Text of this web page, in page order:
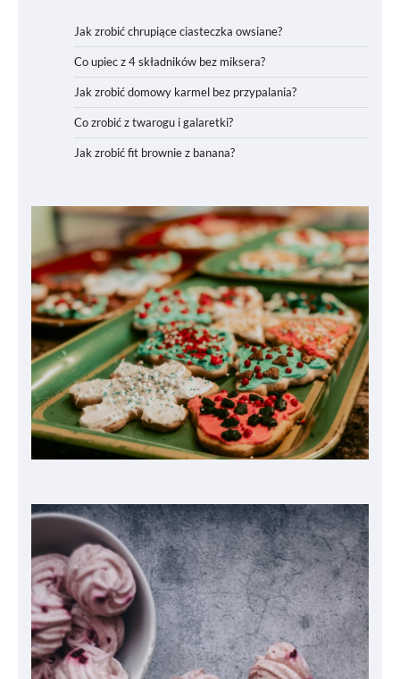
Jak zrobić chrupiące ciasteczka owsiane?
Co upiec z 4 składników bez miksera?
Jak zrobić domowy karmel bez przypalania?
Co zrobić z twarogu i galaretki?
Jak zrobić fit brownie z banana?